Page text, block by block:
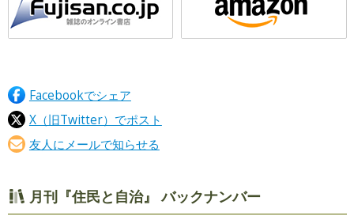
Facebookでシェア
X（旧Twitter）でポスト
友人にメールで知らせる
月刊『住民と自治』 バックナンバー